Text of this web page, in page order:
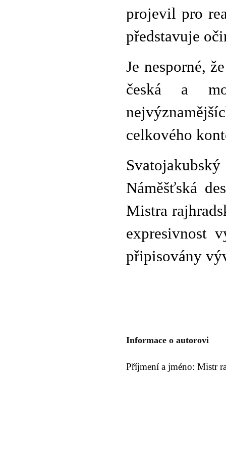
projevil pro
představuje
Je nesporné,
česká a
celkového
Náměšťská
Mistra
expresivnost
připisovány
Informace o autorovi
Příjmení a jméno: Mistr